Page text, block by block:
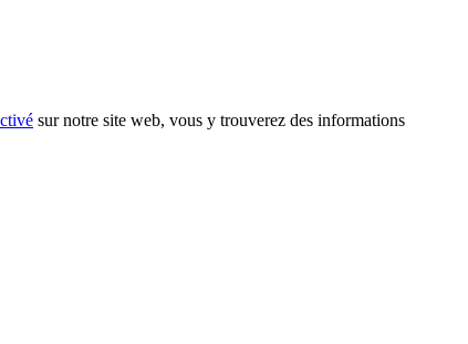
sur notre site web, vous y trouverez des informations